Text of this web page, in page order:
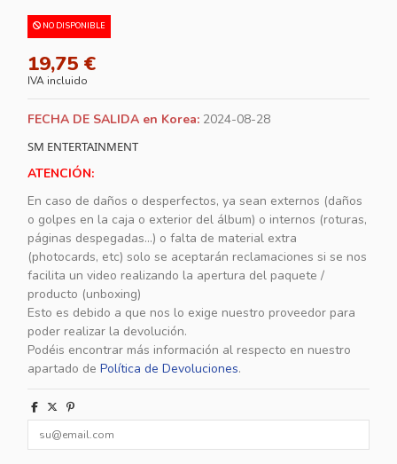
NO DISPONIBLE
19,75 €
IVA incluido
FECHA DE SALIDA en Korea: 2024-08-28
SM ENTERTAINMENT
ATENCIÓN:
En caso de daños o desperfectos, ya sean externos (daños
o golpes en la caja o exterior del álbum) o internos (roturas,
páginas despegadas...) o falta de material extra
(photocards, etc) solo se aceptarán reclamaciones si se nos
facilita un video realizando la apertura del paquete /
producto (unboxing)
Esto es debido a que nos lo exige nuestro proveedor para
poder realizar la devolución.
Podéis encontrar más información al respecto en nuestro
apartado de Política de Devoluciones.